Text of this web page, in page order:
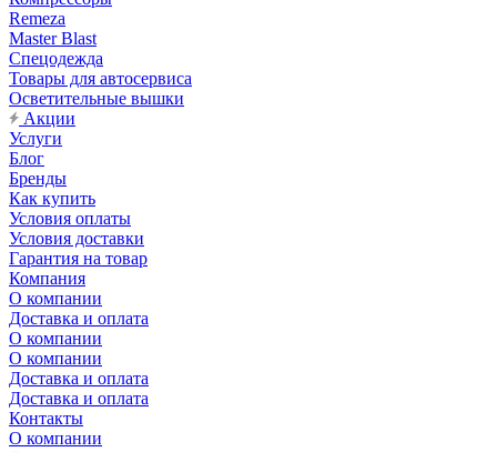
Remeza
Master Blast
Спецодежда
Товары для автосервиса
Осветительные вышки
Акции
Услуги
Блог
Бренды
Как купить
Условия оплаты
Условия доставки
Гарантия на товар
Компания
О компании
Доставка и оплата
О компании
О компании
Доставка и оплата
Доставка и оплата
Контакты
О компании